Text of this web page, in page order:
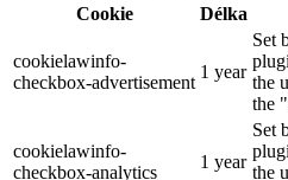
Cookie
Délka
cookielawinfo-
checkbox-advertisement
1 year
Set
the
the
cookielawinfo-
checkbox-analytics
1 year
Set
the